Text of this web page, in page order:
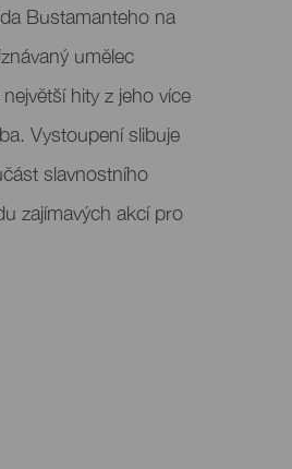
Bustamanteho na
umělec
hity z jeho více
Vystoupení slibuje
slavnostního
zajímavých akcí pro